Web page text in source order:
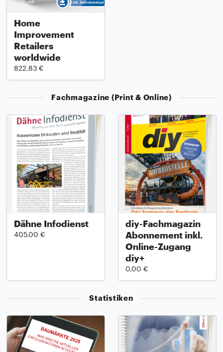
Home
Improvement
Retailers
worldwide
822,83 €
Fachmagazine (Print & Online)
Dähne Infodienst
405,00 €
diy-Fachmagazin
Abonnement inkl.
Online-Zugang
diy+
0,00 €
Statistiken